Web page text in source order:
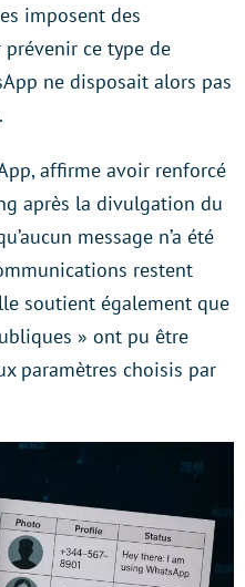
imposent des
ce type de
ne disposait alors pas
affirme avoir renforcé
après la divulgation du
message n’a été
restent
soutient également que
» ont pu être
paramètres choisis par